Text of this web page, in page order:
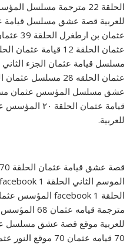
للعربية.
للعربية موقع قصة عشق مسلسل
70 قيامه عثمان 70